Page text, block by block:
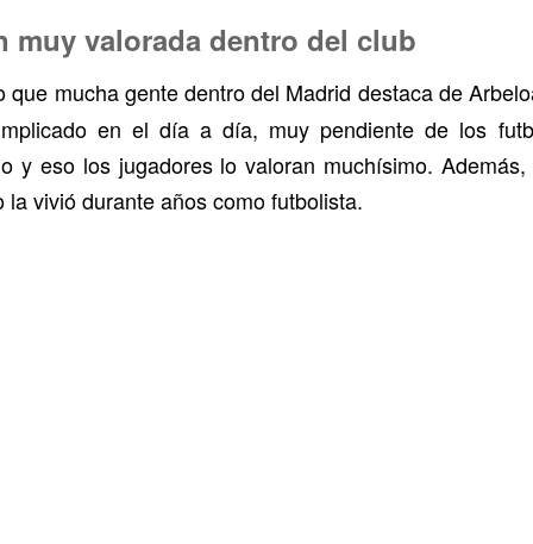
muy valorada dentro del club
que mucha gente dentro del Madrid destaca de
en el día a día, muy pendiente de los
y eso los jugadores lo valoran muchísimo.
vivió durante años como futbolista.